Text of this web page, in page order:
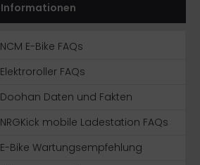
Informationen
NCM E-Bike FAQs
Elektroroller FAQs
Doohan Daten und Fakten
NRGKick mobile Ladestation FAQs
E-Bike Wartungsempfehlung